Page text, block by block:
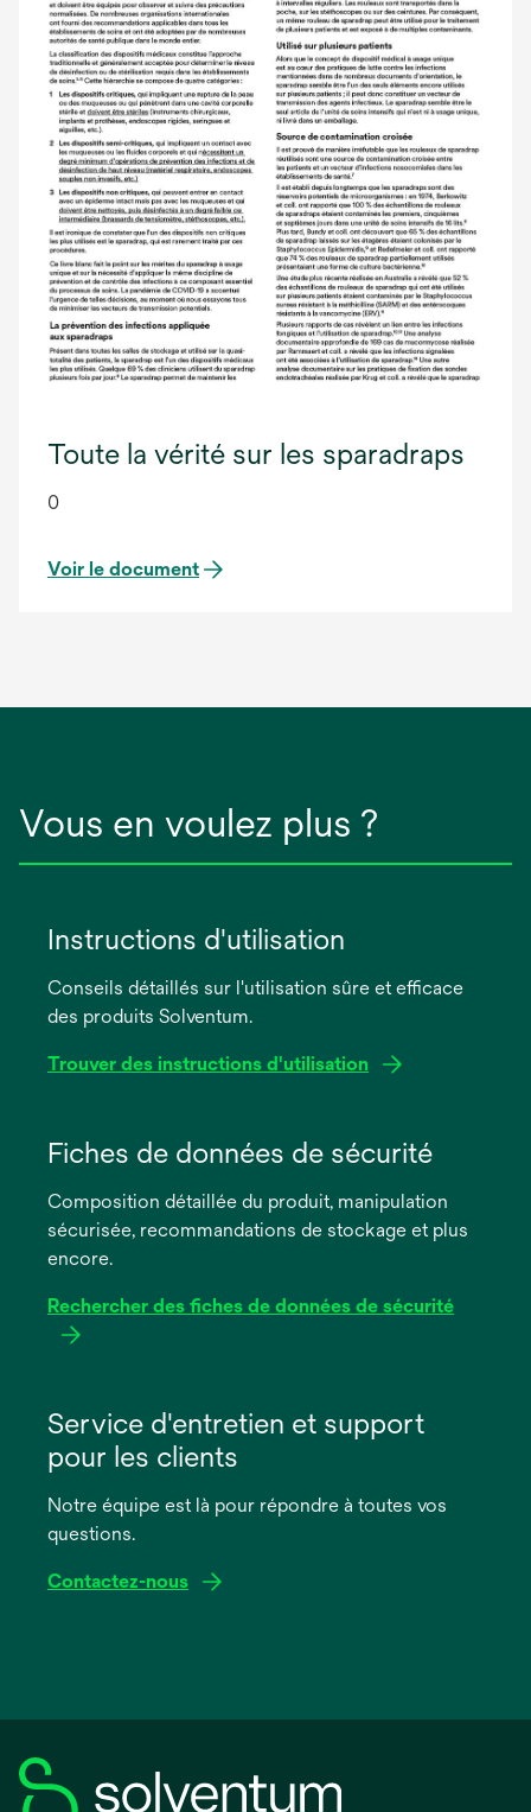
Toute la vérité sur les sparadraps
0
Voir le document
Vous en voulez plus ?
Instructions d'utilisation
Conseils détaillés sur l'utilisation sûre et efficace
des produits Solventum.
Trouver des instructions d'utilisation
dans
nouvel
onglet
Fiches de données de sécurité
Composition détaillée du produit, manipulation
sécurisée, recommandations de stockage et plus
encore.
Rechercher des fiches de données de sécurité
dans
nouvel
onglet
Service d'entretien et support
pour les clients
Notre équipe est là pour répondre à toutes vos
questions.
Contactez-nous